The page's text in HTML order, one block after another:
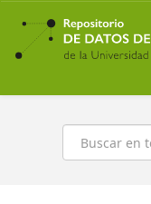
Ir
contenido
principal
Buscar